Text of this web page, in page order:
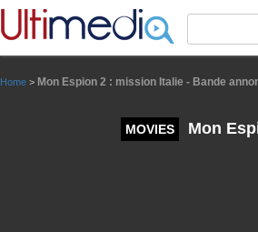
Home > Mon Espion 2 : mission Italie - Bande
MOVIES Mon
Panneau de gestion des cookies